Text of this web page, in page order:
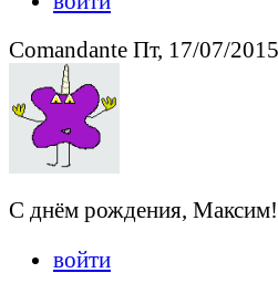
Comandante Пт, 17/07/
С днём рождения, Максим!
войти